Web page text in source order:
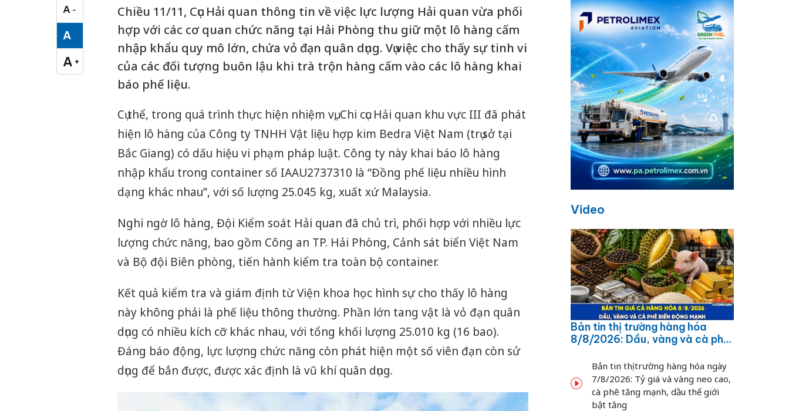
A −
Cỡ chữ nhỏ
A
Cỡ chữ vừa
A +
Cỡ chữ lớn
Chiều 11/11, Cục Hải quan thông tin về việc lực lượng Hải quan vừa phối
hợp với các cơ quan chức năng tại Hải Phòng thu giữ một lô hàng cấm
nhập khẩu quy mô lớn, chứa vỏ đạn quân dụng. Vụ việc cho thấy sự tinh vi
của các đối tượng buôn lậu khi trà trộn hàng cấm vào các lô hàng khai
báo phế liệu.
Cụ thể, trong quá trình thực hiện nhiệm vụ, Chi cục Hải quan khu vực III đã phát
hiện lô hàng của Công ty TNHH Vật liệu hợp kim Bedra Việt Nam (trụ sở tại
Bắc Giang) có dấu hiệu vi phạm pháp luật. Công ty này khai báo lô hàng
nhập khẩu trong container số IAAU2737310 là “Đồng phế liệu nhiều hình
dạng khác nhau”, với số lượng 25.045 kg, xuất xứ Malaysia.
Nghi ngờ lô hàng, Đội Kiểm soát Hải quan đã chủ trì, phối hợp với nhiều lực
lượng chức năng, bao gồm Công an TP. Hải Phòng, Cảnh sát biển Việt Nam
và Bộ đội Biên phòng, tiến hành kiểm tra toàn bộ container.
Kết quả kiểm tra và giám định từ Viện khoa học hình sự cho thấy lô hàng
này không phải là phế liệu thông thường. Phần lớn tang vật là vỏ đạn quân
dụng có nhiều kích cỡ khác nhau, với tổng khối lượng 25.010 kg (16 bao).
Đáng báo động, lực lượng chức năng còn phát hiện một số viên đạn còn sử
dụng để bắn được, được xác định là vũ khí quân dụng.
Video
Bản tin thị trường hàng hóa
8/8/2026: Dầu, vàng và cà phê
Bản tin thị trường hàng hóa ngày
7/8/2026: Tỷ giá và vàng neo cao,
cà phê tăng mạnh, dầu thế giới
bật tăng